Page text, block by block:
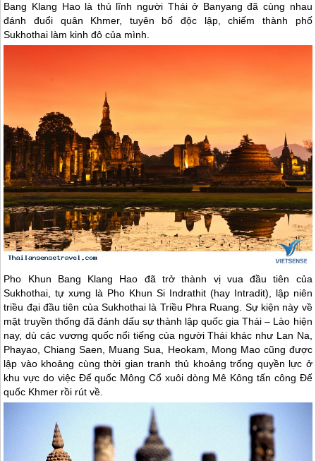
Bang Klang Hao là thủ lĩnh người Thái ở Banyang đã cùng nhau
đánh đuổi quân Khmer, tuyên bố độc lập, chiếm thành phố
Sukhothai làm kinh đô của mình.
Pho Khun Bang Klang Hao đã trở thành vị vua đầu tiên của
Sukhothai, tự xưng là Pho Khun Si Indrathit (hay Intradit), lập niên
triều đại đầu tiên của Sukhothai là Triều Phra Ruang. Sự kiện này về
mặt truyền thống đã đánh dấu sự thành lập quốc gia Thái – Lào hiện
nay, dù các vương quốc nổi tiếng của người Thái khác như Lan Na,
Phayao, Chiang Saen, Muang Sua, Heokam, Mong Mao cũng được
lập vào khoảng cùng thời gian tranh thủ khoảng trống quyền lực ở
khu vực do việc Đế quốc Mông Cổ xuôi dòng Mê Kông tấn công Đế
quốc Khmer rồi rút về.